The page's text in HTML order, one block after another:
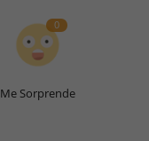
0
Me Sorprende